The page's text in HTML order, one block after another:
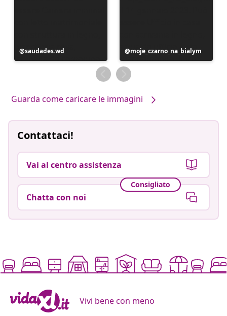
Post
pubblicato
saudades.wd
Post
pubblicato
da
moje_czarno_na_bialym
Guarda come caricare le immagini
Contattaci!
Vai al centro assistenza
Consigliato
Chatta con noi
Vivi bene con meno